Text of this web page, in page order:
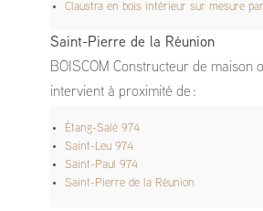
Claustra en bois intérieur sur mesure
Saint-Pierre de la Réunion
BOISCOM Constructeur de maison
intervient à proximité de :
Étang-Salé 974
Saint-Leu 974
Saint-Paul 974
Saint-Pierre de la Réunion